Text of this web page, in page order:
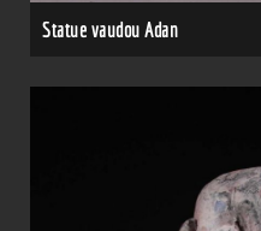
Statue vaudou Adan